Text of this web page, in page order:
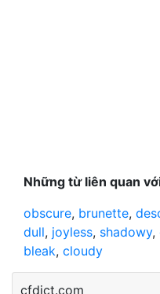
Những từ liên quan
obscure, brunette,
dull, joyless, shadowy,
bleak, cloudy
cfdict.com